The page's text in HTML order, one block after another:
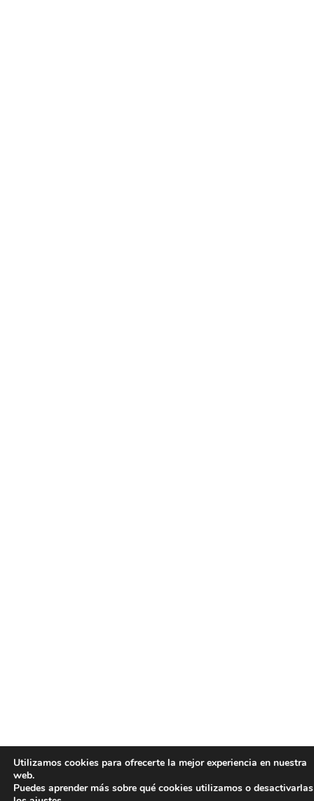
Utilizamos cookies para ofrecerte la mejor experiencia en nuestra
web.
Puedes aprender más sobre qué cookies utilizamos o